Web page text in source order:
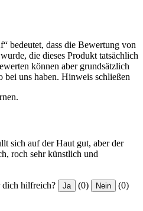
bedeutet, dass die Bewertung von
die dieses Produkt tatsächlich
können aber grundsätzlich
bei uns haben. Hinweis schließen
sich auf der Haut gut, aber der
roch sehr künstlich und
dich hilfreich? Ja (0) Nein (0)